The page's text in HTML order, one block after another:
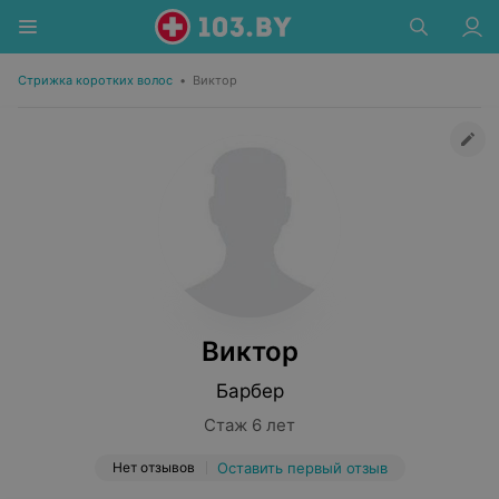
Стрижка коротких волос • Виктор
Виктор
Барбер
Стаж 6 лет
Нет отзывов Оставить первый отзыв